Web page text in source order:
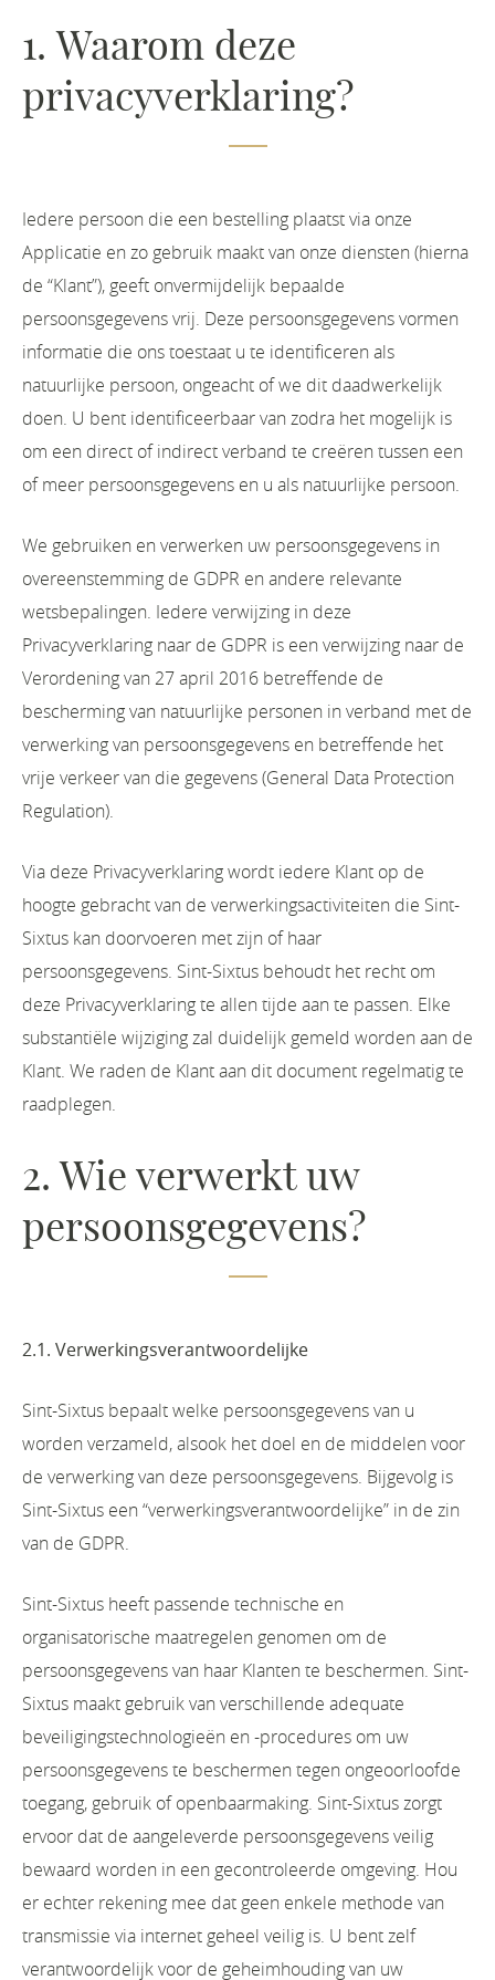
1. Waarom deze
privacyverklaring?
Iedere persoon die een bestelling plaatst via onze
Applicatie en zo gebruik maakt van onze diensten (hierna
de “Klant”), geeft onvermijdelijk bepaalde
persoonsgegevens vrij. Deze persoonsgegevens vormen
informatie die ons toestaat u te identificeren als
natuurlijke persoon, ongeacht of we dit daadwerkelijk
doen. U bent identificeerbaar van zodra het mogelijk is
om een direct of indirect verband te creëren tussen een
of meer persoonsgegevens en u als natuurlijke persoon.
We gebruiken en verwerken uw persoonsgegevens in
overeenstemming de GDPR en andere relevante
wetsbepalingen. Iedere verwijzing in deze
Privacyverklaring naar de GDPR is een verwijzing naar de
Verordening van 27 april 2016 betreffende de
bescherming van natuurlijke personen in verband met de
verwerking van persoonsgegevens en betreffende het
vrije verkeer van die gegevens (General Data Protection
Regulation).
Via deze Privacyverklaring wordt iedere Klant op de
hoogte gebracht van de verwerkingsactiviteiten die Sint-
Sixtus kan doorvoeren met zijn of haar
persoonsgegevens. Sint-Sixtus behoudt het recht om
deze Privacyverklaring te allen tijde aan te passen. Elke
substantiële wijziging zal duidelijk gemeld worden aan de
Klant. We raden de Klant aan dit document regelmatig te
raadplegen.
2. Wie verwerkt uw
persoonsgegevens?
2.1. Verwerkingsverantwoordelijke
Sint-Sixtus bepaalt welke persoonsgegevens van u
worden verzameld, alsook het doel en de middelen voor
de verwerking van deze persoonsgegevens. Bijgevolg is
Sint-Sixtus een “verwerkingsverantwoordelijke” in de zin
van de GDPR.
Sint-Sixtus heeft passende technische en
organisatorische maatregelen genomen om de
persoonsgegevens van haar Klanten te beschermen. Sint-
Sixtus maakt gebruik van verschillende adequate
beveiligingstechnologieën en -procedures om uw
persoonsgegevens te beschermen tegen ongeoorloofde
toegang, gebruik of openbaarmaking. Sint-Sixtus zorgt
ervoor dat de aangeleverde persoonsgegevens veilig
bewaard worden in een gecontroleerde omgeving. Hou
er echter rekening mee dat geen enkele methode van
transmissie via internet geheel veilig is. U bent zelf
verantwoordelijk voor de geheimhouding van uw